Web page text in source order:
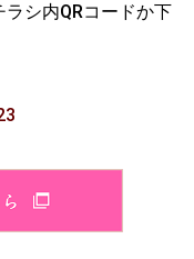
内QRコードか下